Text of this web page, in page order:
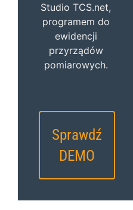
Studio TCS.net,
programem do
ewidencji
przyrządów
pomiarowych.
Sprawdź
DEMO